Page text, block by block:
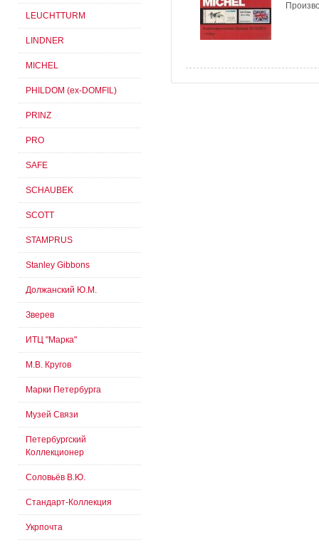
LEUCHTTURM
LINDNER
MICHEL
PHILDOM (ex-DOMFIL)
PRINZ
PRO
SAFE
SCHAUBEK
SCOTT
STAMPRUS
Stanley Gibbons
Должанский Ю.М.
Зверев
ИТЦ "Марка"
М.В. Кругов
Марки Петербурга
Музей Связи
Петербургский
Коллекционер
Соловьёв В.Ю.
Стандарт-Коллекция
Укрпочта